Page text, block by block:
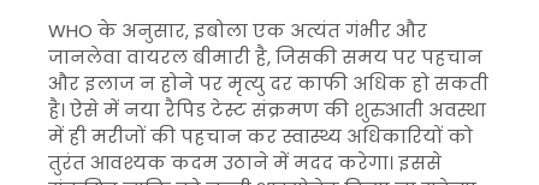
WHO के अनुसार, इबोला एक अत्यंत गंभीर और
जानलेवा वायरल बीमारी है, जिसकी समय पर पहचान
और इलाज न होने पर मृत्यु दर काफी अधिक हो सकती
है। ऐसे में नया रैपिड टेस्ट संक्रमण की शुरुआती अवस्था
में ही मरीजों की पहचान कर स्वास्थ्य अधिकारियों को
तुरंत आवश्यक कदम उठाने में मदद करेगा। इससे